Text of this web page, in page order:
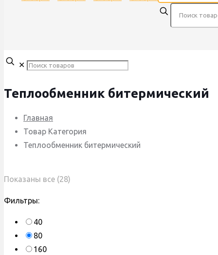
✕
Теплообменник битермический
Главная
Товар Категория
Теплообменник битермический
Показаны все (28)
Фильтры:
40
80
160